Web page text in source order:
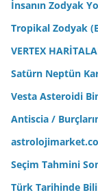
İnsanın Zodyak
Tropikal Zodyak
VERTEX
Satürn Neptün
Vesta Asteroidi
Antiscia /
Seçim Tahmini
Türk Tarihinde